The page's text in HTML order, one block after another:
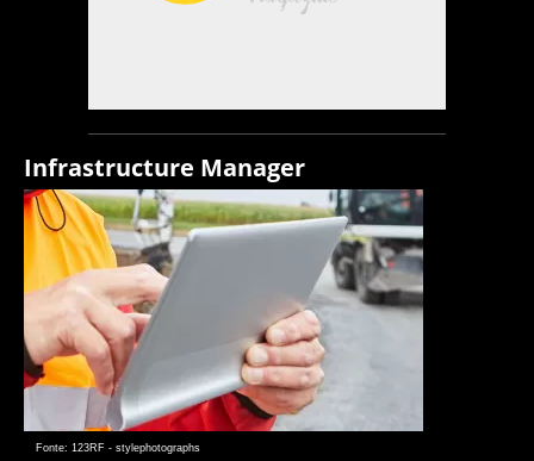
Infrastructure Manager
Fonte: 123RF - stylephotographs